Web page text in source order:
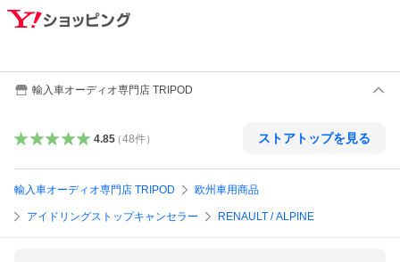
輸入車オーディオ専門店 TRIPOD
4.85（48件） ストアトップを見る
輸入車オーディオ専門店 TRIPOD 欧州車用商品
アイドリングストップキャンセラー RENAULT / ALPINE